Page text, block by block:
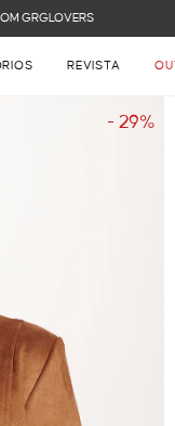
DE R$ 899
REVISTA
- 29%